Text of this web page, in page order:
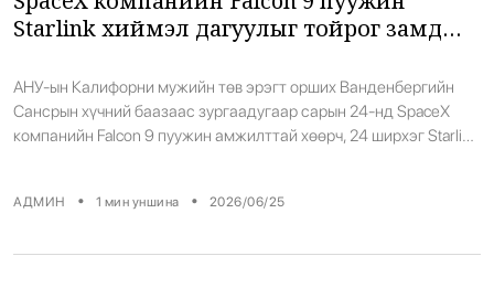
Starlink хиймэл дагуулыг тойрог замд
АНУ-ын Калифорни мужийн төв эрэгт орших Ванденбергийн
Сансрын хүчний баазаас зургаадугаар сарын 24-нд SpaceX
компанийн Falcon 9 пуужин амжилттай хөөрч, 24 ширхэг Starlink
орон нутгийн иргэдийн анхаарлыг татсан байна. Энэхүү нислэг
АДМИН • 1 мин уншина • 2026/06/25